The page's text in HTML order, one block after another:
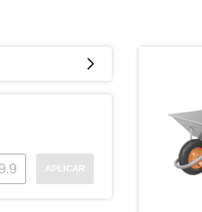
APLICAR